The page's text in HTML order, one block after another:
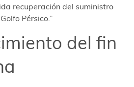
recuperación del suministro
Pérsico.”
del fin